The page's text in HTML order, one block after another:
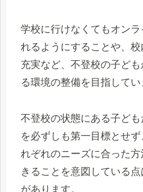
学校に行けなくてもオン
れるようにすることや、
充実など、不登校の子ど
る環境の整備を目指してい
不登校の状態にある子ど
を必ずしも第一目標とせ
れぞれのニーズに合った
きることを意図している
があります。